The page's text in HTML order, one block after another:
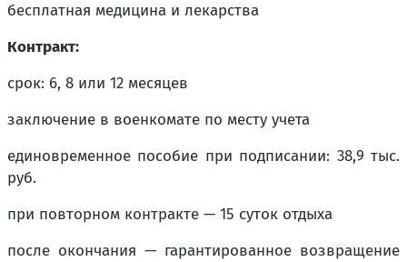
бесплатная медицина и лекарства
Контракт:
срок: 6, 8 или 12 месяцев
заключение в военкомате по месту учета
единовременное пособие при подписании: 38,9 тыс.
руб.
при повторном контракте — 15 суток отдыха
после окончания — гарантированное возвращение